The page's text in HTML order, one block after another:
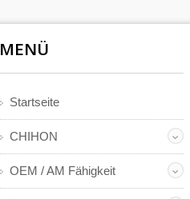
MENÜ
Startseite
CHIHON
OEM / AM Fähigkeit